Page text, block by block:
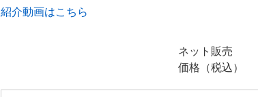
紹介動画はこちら
ネット販売
価格（税込）